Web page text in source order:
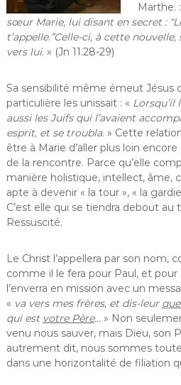
Marthe.
sœur Marie, lui disant en secret :
t’appelle.”Celle-ci, à cette
vers lui. » (Jn 11.28-29)
Sa sensibilité même émeut Jésus
particulière les unissait : « Lorsqu’il
aussi les Juifs qui l’avaient
esprit, et se troubla. » Cette
être à Marie d’aller plus loin
de la rencontre. Parce qu’elle
manière holistique, intellect, âme,
apte à devenir « la tour », « la
C’est elle qui se tiendra debout au
Ressuscité.
Le Christ l’appellera par son nom,
comme il le fera pour Paul, et pour
l’enverra en mission avec un
« va vers mes frères, et dis-leur
qui est votre Père…» Non
venu nous sauver, mais Dieu, son
autrement dit, nous sommes
dans une horizontalité de filiation